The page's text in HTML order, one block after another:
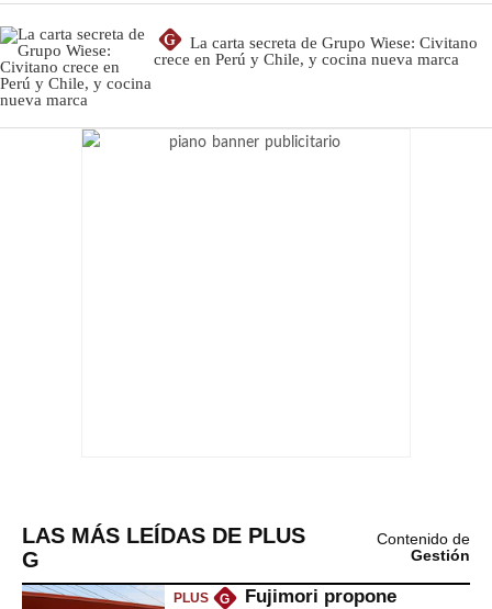
G
La carta secreta de Grupo Wiese: Civitano
crece en Perú y Chile, y cocina nueva marca
LAS MÁS LEÍDAS DE PLUS
G
Contenido de
Gestión
PLUS G
Fujimori propone